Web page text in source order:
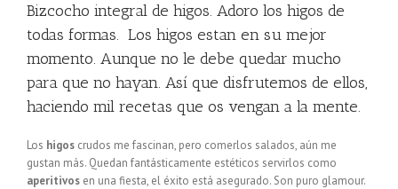
Bizcocho integral de higos. Adoro los higos de
todas formas. Los higos estan en su mejor
momento. Aunque no le debe quedar mucho
para que no hayan. Así que disfrutemos de ellos,
haciendo mil recetas que os vengan a la mente.
Los higos crudos me fascinan, pero comerlos salados, aún me
gustan más. Quedan fantásticamente estéticos servirlos como
aperitivos en una fiesta, el éxito está asegurado. Son puro glamour.